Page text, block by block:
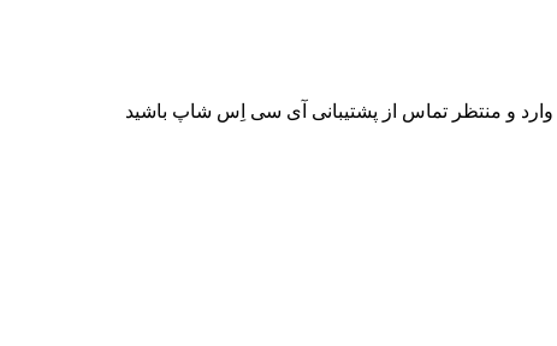
و منتظر تماس از پشتیبانی آی سی اِس شاپ باشید